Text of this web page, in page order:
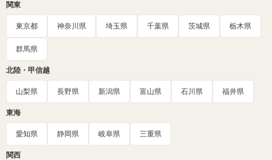
関東
東京都 神奈川県 埼玉県 千葉県 茨城県 栃木県
群馬県
北陸・甲信越
山梨県 長野県 新潟県 富山県 石川県 福井県
東海
愛知県 静岡県 岐阜県 三重県
関西